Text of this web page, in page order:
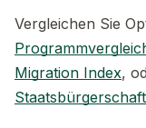
Vergleichen Sie
Migration Index,